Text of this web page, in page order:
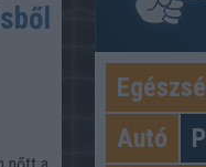
Autó